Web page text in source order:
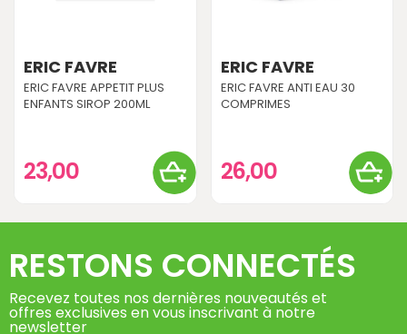
ERIC FAVRE
ERIC FAVRE APPETIT PLUS
ENFANTS SIROP 200ML
23,00
ERIC FAVRE
ERIC FAVRE ANTI EAU 30
COMPRIMES
26,00
RESTONS CONNECTÉS
Recevez toutes nos dernières nouveautés et
offres exclusives en vous inscrivant à notre
newsletter